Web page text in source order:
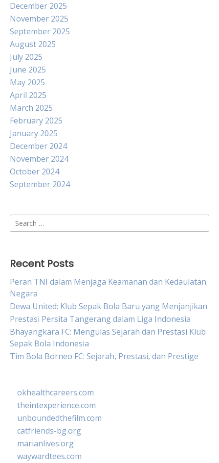
December 2025
November 2025
September 2025
August 2025
July 2025
June 2025
May 2025
April 2025
March 2025
February 2025
January 2025
December 2024
November 2024
October 2024
September 2024
Search
for:
Recent Posts
Peran TNI dalam Menjaga Keamanan dan Kedaulatan
Negara
Dewa United: Klub Sepak Bola Baru yang Menjanjikan
Prestasi Persita Tangerang dalam Liga Indonesia
Bhayangkara FC: Mengulas Sejarah dan Prestasi Klub
Sepak Bola Indonesia
Tim Bola Borneo FC: Sejarah, Prestasi, dan Prestige
okhealthcareers.com
theintexperience.com
unboundedthefilm.com
catfriends-bg.org
marianlives.org
waywardtees.com